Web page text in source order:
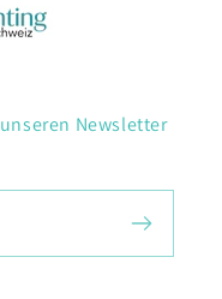
Newsletter